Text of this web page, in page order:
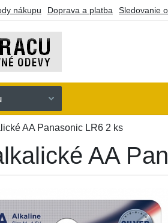
nákupu Doprava a platba Sledovanie
AA Panasonic LR6 2 ks
AA